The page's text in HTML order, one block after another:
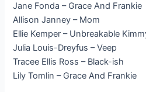
Jane Fonda – Grace And Frankie
Allison Janney – Mom
Ellie Kemper – Unbreakable
Julia Louis-Dreyfus – Veep
Tracee Ellis Ross – Black-ish
Lily Tomlin – Grace And Frankie